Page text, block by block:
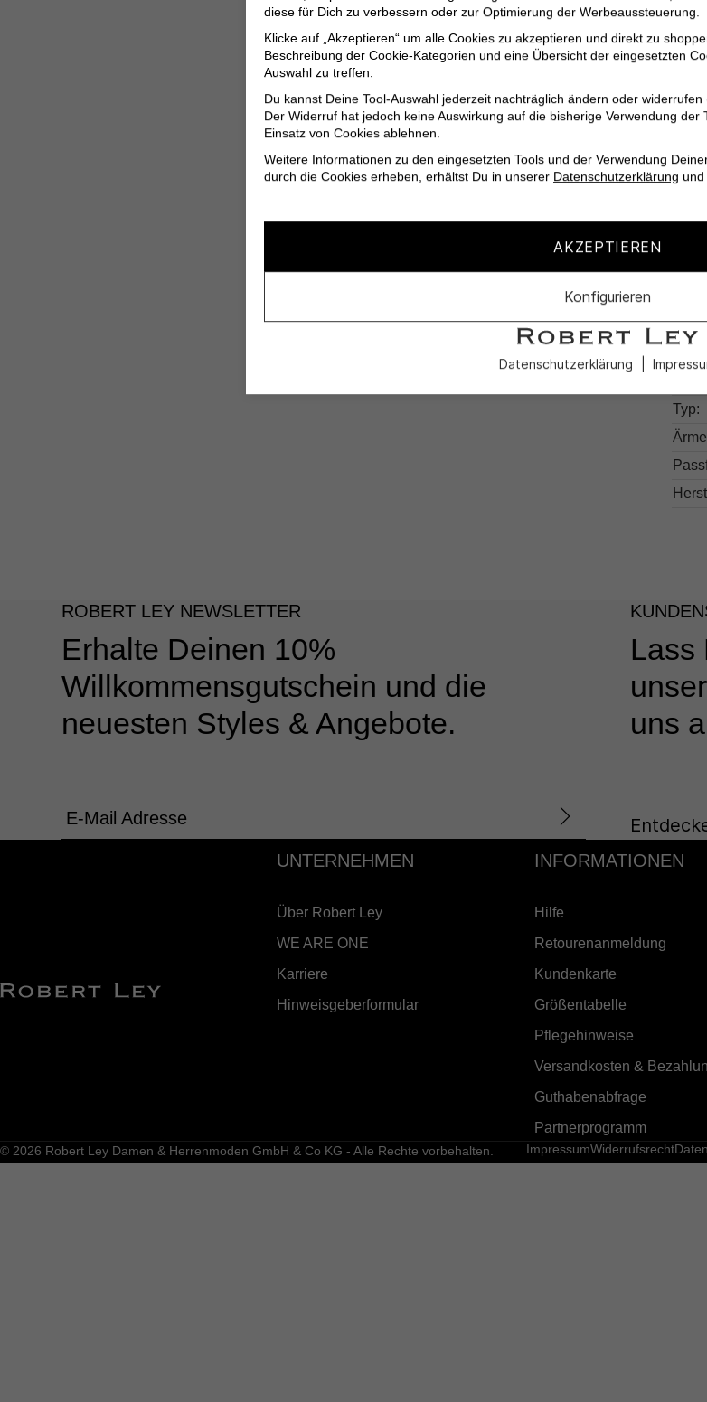
Lass
Typ:
ROBERT LEY NEWSLETTER
Erhalte Deinen 10%
Willkommensgutschein und die
neuesten Styles & Angebote.
E-Mail Adresse
Lass
uns
UNTERNEHMEN
Über Robert Ley
WE ARE ONE
Karriere
Hinweisgeberformular
INFORMATIONEN
Hilfe
Retourenanmeldung
Kundenkarte
Größentabelle
Pflegehinweise
Versandkosten &
Guthabenabfrage
Partnerprogramm
© 2026 Robert Ley Damen & Herrenmoden GmbH & Co KG - Alle Rechte vorbehalten. ImpressumWiderrufsrecht
diese für Dich zu verbessern oder zur Optimierung der Werbeaussteuerung.
Klicke auf „Akzeptieren“ um alle Cookies zu akzeptieren und direkt zu
Beschreibung der Cookie-Kategorien und eine Übersicht der eingesetzten
Auswahl zu treffen.
Du kannst Deine Tool-Auswahl jederzeit nachträglich ändern oder
Der Widerruf hat jedoch keine Auswirkung auf die bisherige Verwendung
Einsatz von Cookies ablehnen.
Weitere Informationen zu den eingesetzten Tools und der Verwendung
durch die Cookies erheben, erhältst Du in unserer Datenschutzerklärung und
AKZEPTIEREN
Konfigurieren
Datenschutzerklärung